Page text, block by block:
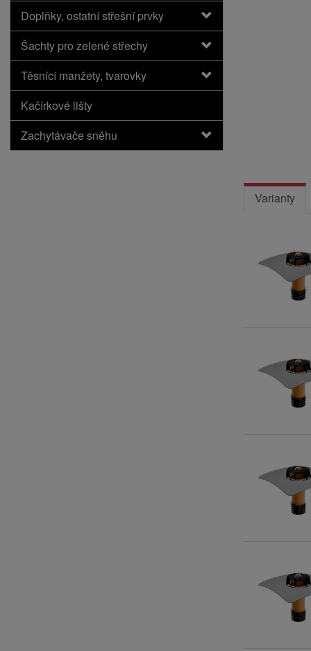
Doplňky, ostatní střešní prvky
Šachty pro zelené střechy
Těsnící manžety, tvarovky
Kačírkové lišty
Zachytávače sněhu
Varianty